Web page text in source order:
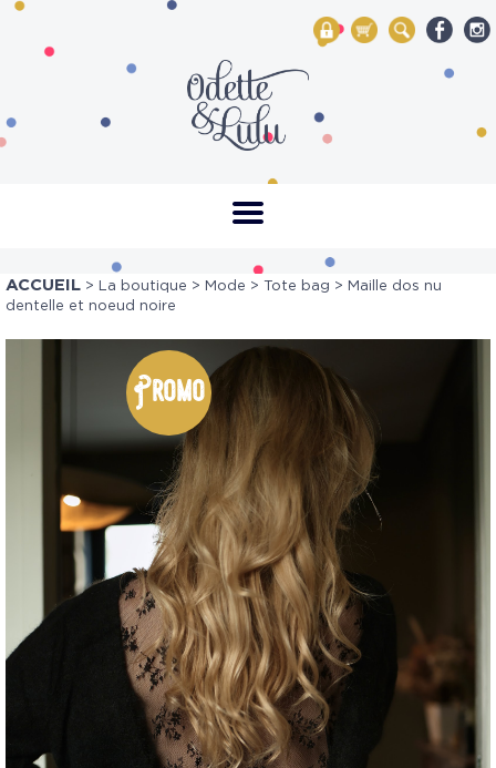
My Account
Mon panier
Rechercher
ACCUEIL > La boutique > Mode > Tote bag > Maille dos nu
dentelle et noeud noire
Promo